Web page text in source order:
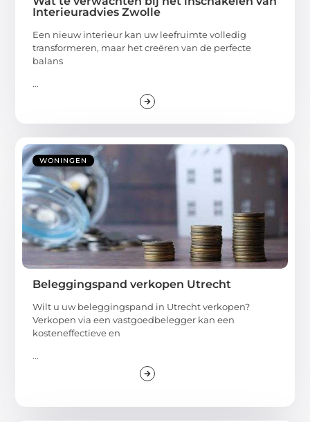
Interieuradvies Zwolle
Een nieuw interieur kan uw leefruimte volledig
transformeren, maar het creëren van de perfecte
balans
...
WONINGEN
Beleggingspand verkopen Utrecht
Wilt u uw beleggingspand in Utrecht verkopen?
Verkopen via een vastgoedbelegger kan een
kosteneffectieve en
...